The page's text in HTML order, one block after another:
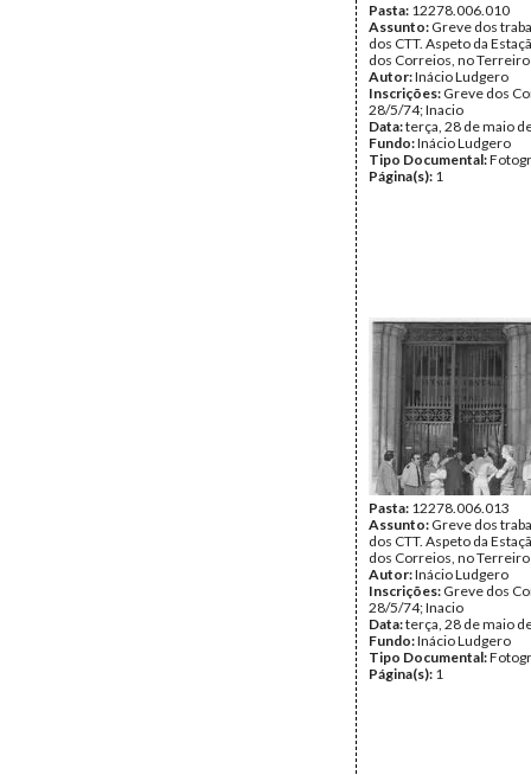
Pasta: 12278.006.010
Assunto: Greve dos
dos CTT. Aspeto da
dos Correios, no Terreiro
Autor:Inácio Ludgero
Inscrições: Greve dos
28/5/74; Inacio
Data:terça, 28 de maio
Fundo:Inácio Ludgero
Tipo Documental:
Página(s): 1
Pasta: 12278.006.013
Assunto: Greve dos
dos CTT. Aspeto da
dos Correios, no Terreiro
Autor:Inácio Ludgero
Inscrições: Greve dos
28/5/74; Inacio
Data:terça, 28 de maio
Fundo:Inácio Ludgero
Tipo Documental:
Página(s): 1